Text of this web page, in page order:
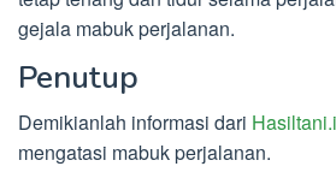
gejala mabuk perjalanan.
Penutup
Demikianlah informasi dari
mengatasi mabuk perjalanan.